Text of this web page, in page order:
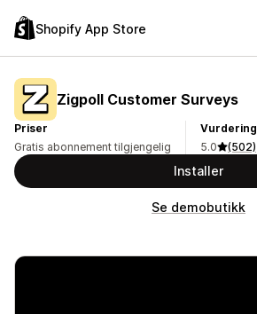
Shopify App Store
Zigpoll Customer Surveys
Priser
Gratis abonnement tilgjengelig
Vurdering
5.0
(502)
Installer
Se demobutikk